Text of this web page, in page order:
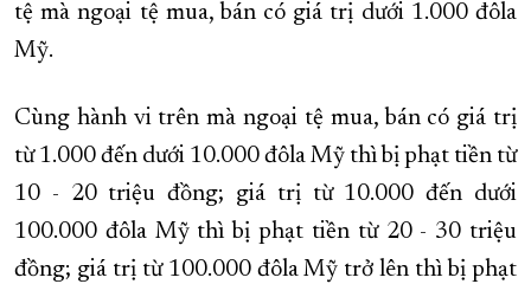
tệ mà ngoại tệ mua, bán có giá trị dưới 1.000 đôla
Mỹ.
Cùng hành vi trên mà ngoại tệ mua, bán có giá trị
từ 1.000 đến dưới 10.000 đôla Mỹ thì bị phạt tiền từ
10 - 20 triệu đồng; giá trị từ 10.000 đến dưới
100.000 đôla Mỹ thì bị phạt tiền từ 20 - 30 triệu
đồng; giá trị từ 100.000 đôla Mỹ trở lên thì bị phạt